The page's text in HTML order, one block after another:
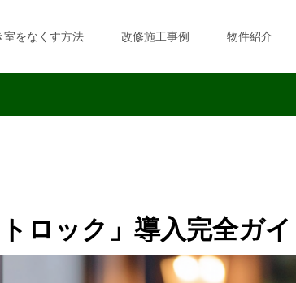
室をなくす方法 改修施工事例 物件紹介
ロック」導入完全ガイ